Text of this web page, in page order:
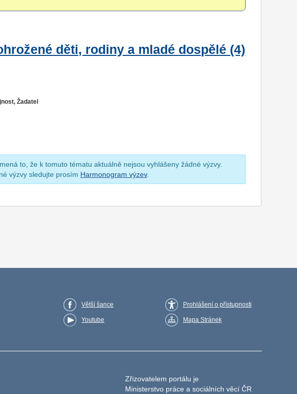
děti, rodiny a mladé dospělé (4)
Žadatel
to, že k tomuto tématu aktuálně nejsou vyhlášeny žádné výzvy.
výzvy sledujte prosím Harmonogram výzev.
Větší šance
Youtube
Prohlášení o přístupnosti
Mapa Stránek
Zřizovatelem portálu je
Ministerstvo práce a sociálních věcí ČR